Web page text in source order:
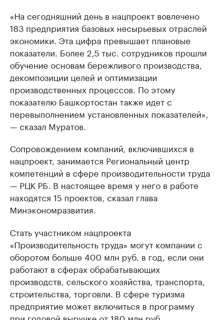
«На сегодняшний день в нацпроект вовлечено
183 предприятия базовых несырьевых отраслей
экономики. Эта цифра превышает плановые
показатели. Более 2,5 тыс. сотрудников прошли
обучение основам бережливого производства,
декомпозиции целей и оптимизации
производственных процессов. По этому
показателю Башкортостан также идет с
перевыполнением установленных показателей»,
— сказал Муратов.
Сопровождением компаний, включившихся в
нацпроект, занимается Региональный центр
компетенций в сфере производительности труда
— РЦК РБ. В настоящее время у него в работе
находятся 15 проектов, сказал глава
Минэкономразвития.
Стать участником нацпроекта
«Производительность труда» могут компании с
оборотом больше 400 млн руб. в год, если они
работают в сферах обрабатывающих
производств, сельского хозяйства, транспорта,
строительства, торговли. В сфере туризма
предприятие может включиться в программу